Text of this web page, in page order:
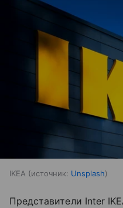
IKEA источник: Unsplash
Представители Inter